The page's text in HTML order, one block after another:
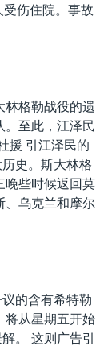
伤住院。事故
林格勒战役的遗
。至此，江泽民
援 引江泽民的
史。斯大林格
晚些时候返回莫
、乌克兰和摩尔
的含有希特勒
将从星期五开始
。 这则广告引